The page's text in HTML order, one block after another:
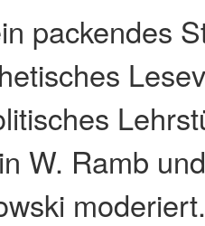
packendes
W. Ramb